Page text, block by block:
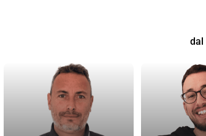
dal